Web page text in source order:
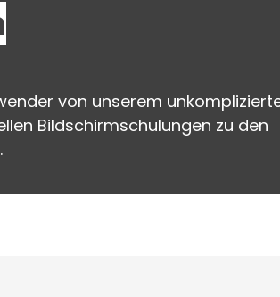
von unserem
Bildschirmschulungen zu den